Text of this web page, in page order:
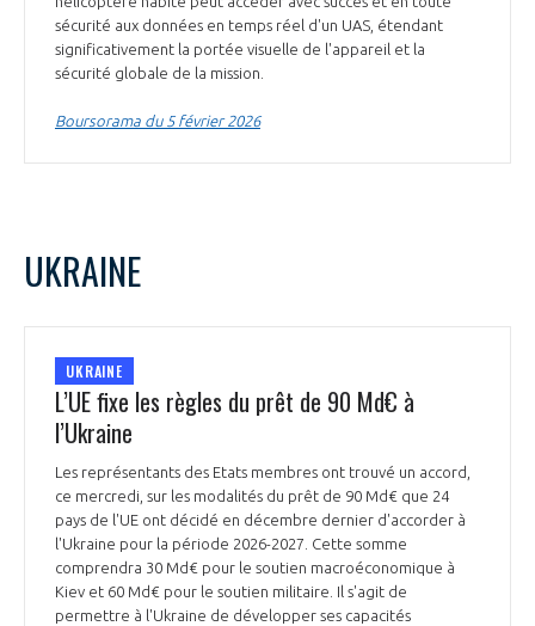
sécurité aux données en temps réel d'un UAS, étendant
significativement la portée visuelle de l'appareil et la
sécurité globale de la mission.
Boursorama du 5 février 2026
UKRAINE
UKRAINE
L’UE fixe les règles du prêt de 90 Md€ à
l’Ukraine
Les représentants des Etats membres ont trouvé un accord,
ce mercredi, sur les modalités du prêt de 90 Md€ que 24
pays de l'UE ont décidé en décembre dernier d'accorder à
l'Ukraine pour la période 2026-2027. Cette somme
comprendra 30 Md€ pour le soutien macroéconomique à
Kiev et 60 Md€ pour le soutien militaire. Il s'agit de
permettre à l'Ukraine de développer ses capacités